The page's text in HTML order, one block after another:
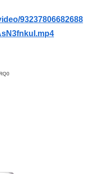
93237806682688